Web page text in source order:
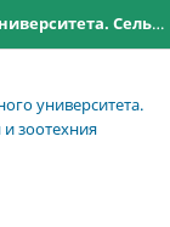
Вестник Ошского государственного университета. Сельское хозяйство: агрономия, ветеринария и зоотехния
университета.
зоотехния